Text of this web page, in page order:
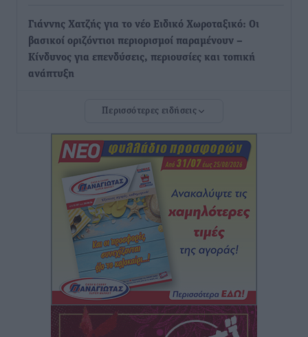
Γιάννης Χατζής για το νέο Ειδικό Χωροταξικό: Οι
βασικοί οριζόντιοι περιορισμοί παραμένουν –
Κίνδυνος για επενδύσεις, περιουσίες και τοπική
ανάπτυξη
δεν υπάρχουν περιθώρια εφησυχασμού
Ειδήσεις• πριν 5 ώρες
Στον Άγιο Νικόλαο Χάλκης ανοίγει ξανά το
ανανεωμένο εκκλησιαστικό μουσείο από τη Λέσχη
Lions Χάλκης
Τοπικές Ειδήσεις • πριν 6 ώρες
Ρόδος: «Βουλιάζει» από τουρίστες – Πάνω από 1 εκατ.
επιβάτες και 55 κρουαζιερόπλοια
Τοπικές Ειδήσεις πριν 6 ώρες
Περισσότερες ειδήσεις